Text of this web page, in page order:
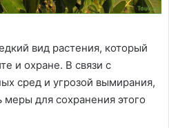
вид растения, который
и охране. В связи с
сред и угрозой вымирания,
для сохранения этого